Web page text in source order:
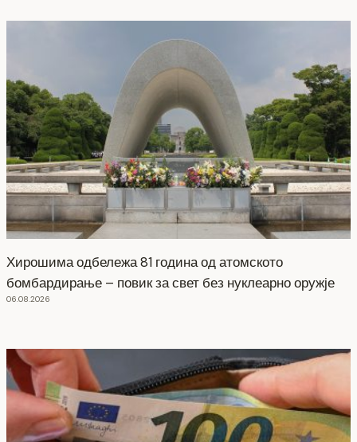
Хирошима одбележа 81 година од атомското
бомбардирање – повик за свет без нуклеарно оружје
06.08.2026